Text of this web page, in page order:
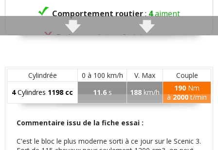
Comportement routier:4aiment
Freinage:1aime2n'aiment pas
Confort global:8aiment2n'aiment pas
Confort des sièges:1aime1n'aime pas
n'aime pas
Cylindrée 0 à 100 km/h V. Max
Couple
4Cylindres 1198 cc 11.6s 188 km/h 190 Nm
à2000t/min
Commentaire issu de la fiche essai :
C'est le bloc le plus moderne sorti à ce jour sur le Scenic 3.